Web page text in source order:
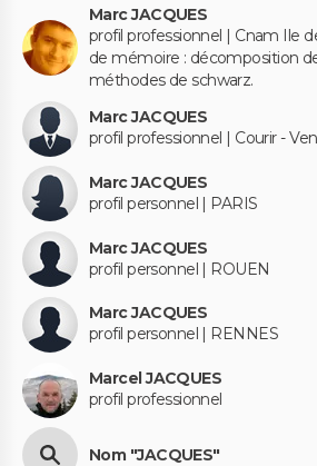
Marc JACQUES
profil professionnel | Cnam Ile
de mémoire : décomposition
méthodes de schwarz.
Marc JACQUES
profil professionnel | Courir -
Marc JACQUES
profil personnel | PARIS
Marc JACQUES
profil personnel | ROUEN
Marc JACQUES
profil personnel | RENNES
Marcel JACQUES
profil professionnel
Nom "JACQUES"